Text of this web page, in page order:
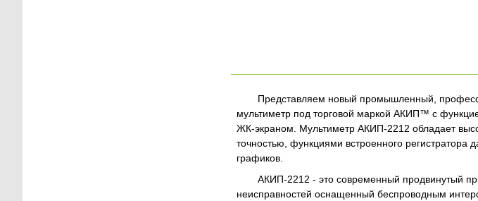
Представляем новый промышленный,
мультиметр под торговой маркой АКИП™ с
ЖК-экраном. Мультиметр АКИП-2212 обладает
точностью, функциями встроенного регистратора
графиков.
АКИП-2212 - это современный продвинутый
неисправностей оснащенный беспроводным